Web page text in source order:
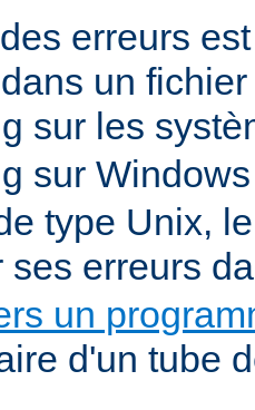
erreurs
un
sur les
sur
type Unix,
ses erreurs
un
d'un tube